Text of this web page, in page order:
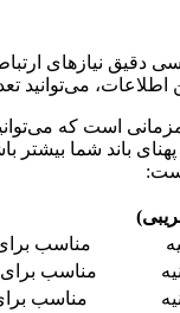
دقیق نیازهای
می‌توانید
باند شما
مناسب
مناسب
مناسب